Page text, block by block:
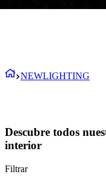
NEWLIGHTING
Descubre todos
interior
Filtrar